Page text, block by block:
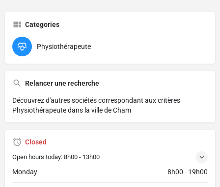
Categories
Physiothérapeute
Relancer une recherche
Découvrez d'autres sociétés correspondant aux critères
Physiothérapeute dans la ville de Cham
Closed
Open hours today: 8h00 - 13h00
Monday 8h00 - 19h00